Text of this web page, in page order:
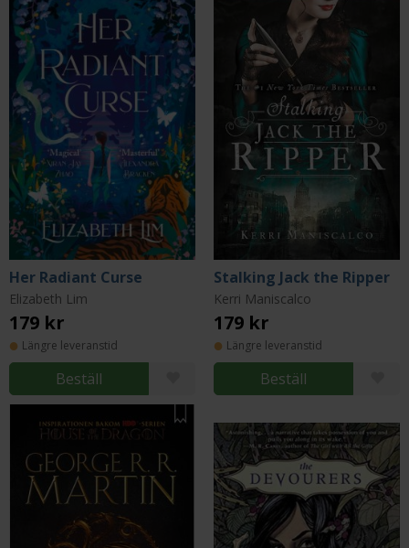
Her Radiant Curse
Elizabeth Lim
179 kr
Längre leveranstid
Beställ
Stalking Jack the Ripper
Kerri Maniscalco
179 kr
Längre leveranstid
Beställ